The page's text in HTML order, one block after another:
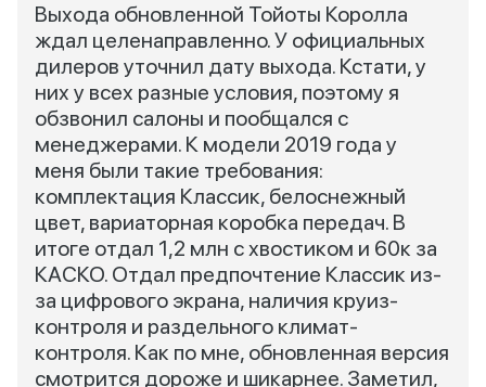
Выхода обновленной Тойоты Королла
ждал целенаправленно. У официальных
дилеров уточнил дату выхода. Кстати, у
них у всех разные условия, поэтому я
обзвонил салоны и пообщался с
менеджерами. К модели 2019 года у
меня были такие требования:
комплектация Классик, белоснежный
цвет, вариаторная коробка передач. В
итоге отдал 1,2 млн с хвостиком и 60к за
КАСКО. Отдал предпочтение Классик из-
за цифрового экрана, наличия круиз-
контроля и раздельного климат-
контроля. Как по мне, обновленная версия
смотрится дороже и шикарнее. Заметил,